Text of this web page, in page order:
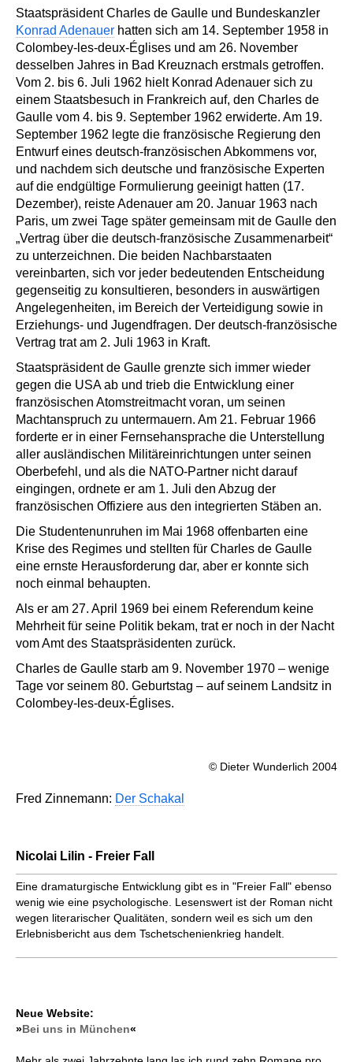
Staatspräsident Charles de Gaulle und Bundeskanzler
Konrad Adenauer hatten sich am 14. September 1958 in
Colombey-les-deux-Églises und am 26. November
desselben Jahres in Bad Kreuznach erstmals getroffen.
Vom 2. bis 6. Juli 1962 hielt Konrad Adenauer sich zu
einem Staatsbesuch in Frankreich auf, den Charles de
Gaulle vom 4. bis 9. September 1962 erwiderte. Am 19.
September 1962 legte die französische Regierung den
Entwurf eines deutsch-französischen Abkommens vor,
und nachdem sich deutsche und französische Experten
auf die endgültige Formulierung geeinigt hatten (17.
Dezember), reiste Adenauer am 20. Januar 1963 nach
Paris, um zwei Tage später gemeinsam mit de Gaulle den
„Vertrag über die deutsch-französische Zusammenarbeit“
zu unterzeichnen. Die beiden Nachbarstaaten
vereinbarten, sich vor jeder bedeutenden Entscheidung
gegenseitig zu konsultieren, besonders in auswärtigen
Angelegenheiten, im Bereich der Verteidigung sowie in
Erziehungs- und Jugendfragen. Der deutsch-französische
Vertrag trat am 2. Juli 1963 in Kraft.
Staatspräsident de Gaulle grenzte sich immer wieder
gegen die USA ab und trieb die Entwicklung einer
französischen Atomstreitmacht voran, um seinen
Machtanspruch zu untermauern. Am 21. Februar 1966
forderte er in einer Fernsehansprache die Unterstellung
aller ausländischen Militäreinrichtungen unter seinen
Oberbefehl, und als die NATO-Partner nicht darauf
eingingen, ordnete er am 1. Juli den Abzug der
französischen Offiziere aus den integrierten Stäben an.
Die Studentenunruhen im Mai 1968 offenbarten eine
Krise des Regimes und stellten für Charles de Gaulle
eine ernste Herausforderung dar, aber er konnte sich
noch einmal behaupten.
Als er am 27. April 1969 bei einem Referendum keine
Mehrheit für seine Politik bekam, trat er noch in der Nacht
vom Amt des Staatspräsidenten zurück.
Charles de Gaulle starb am 9. November 1970 – wenige
Tage vor seinem 80. Geburtstag – auf seinem Landsitz in
Colombey-les-deux-Églises.
© Dieter Wunderlich 2004
Fred Zinnemann: Der Schakal
Nicolai Lilin - Freier Fall
Eine dramaturgische Entwicklung gibt es in "Freier Fall" ebenso
wenig wie eine psychologische. Lesenswert ist der Roman nicht
wegen literarischer Qualitäten, sondern weil es sich um den
Erlebnisbericht aus dem Tschetschenienkrieg handelt.
Neue Website:
»Bei uns in München«